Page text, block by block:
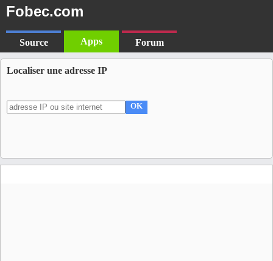
Fobec.com
Source Apps Forum
Localiser une adresse IP
OK